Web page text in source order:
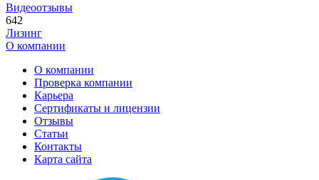
Видеоотзывы
642
Лизинг
О компании
О компании
Проверка компании
Карьера
Сертификаты и лицензии
Отзывы
Статьи
Контакты
Карта сайта